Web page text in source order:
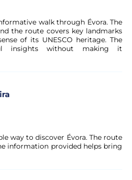
walk through Évora. The
the route covers key landmarks
of its UNESCO heritage. The
insights without making it
way to discover Évora. The route
information provided helps bring